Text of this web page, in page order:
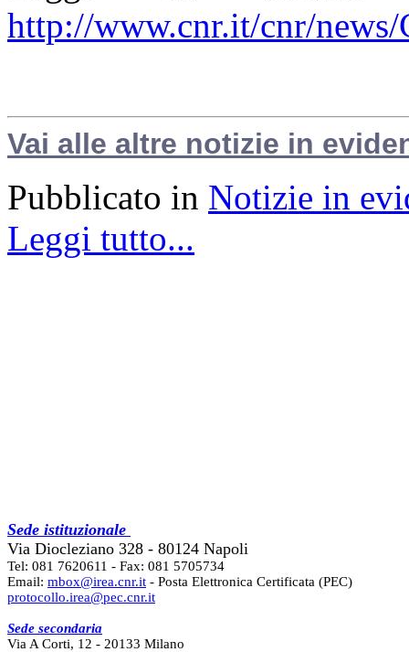
http://www.cnr.it/cnr/
Vai alle altre notizie in
Pubblicato in Notizie in
Leggi tutto...
Sede istituzionale
Via Diocleziano 328 - 80124 Napoli
Tel: 081 7620611 - Fax: 081 5705734
Email: mbox@irea.cnr.it - Posta Elettronica Certificata (PEC)
protocollo.irea@pec.cnr.it
Sede secondaria
Via A Corti, 12 - 20133 Milano